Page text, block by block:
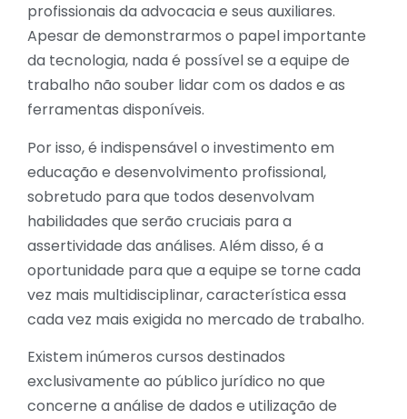
profissionais da advocacia e seus auxiliares.
Apesar de demonstrarmos o papel importante
da tecnologia, nada é possível se a equipe de
trabalho não souber lidar com os dados e as
ferramentas disponíveis.
Por isso, é indispensável o investimento em
educação e desenvolvimento profissional,
sobretudo para que todos desenvolvam
habilidades que serão cruciais para a
assertividade das análises. Além disso, é a
oportunidade para que a equipe se torne cada
vez mais multidisciplinar, característica essa
cada vez mais exigida no mercado de trabalho.
Existem inúmeros cursos destinados
exclusivamente ao público jurídico no que
concerne a análise de dados e utilização de